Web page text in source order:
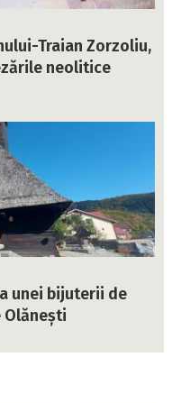
Traian Zorzoliu,
neolitice
unei bijuterii de
Olănești